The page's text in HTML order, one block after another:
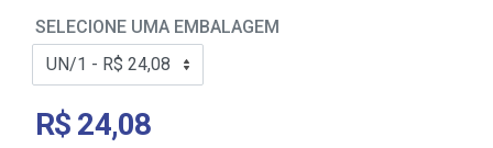
SELECIONE UMA EMBALAGEM
R$ 24,08